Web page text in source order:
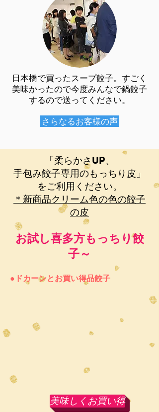
日本橋で買ったスープ餃子。すごく
美味かったので今度みんなで鍋餃子
するので送ってください。
さらなるお客様の声
「柔らかさUP、
手包み餃子専用のもっちり皮」
をご利用ください。
​＊新商品クリーム色の色の餃子
の皮
お試し喜多方もっちり餃
子～
●ドカーンとお買い得品餃子
美味しくお買い得